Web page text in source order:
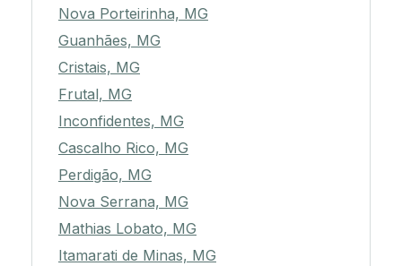
Nova Porteirinha, MG
Guanhães, MG
Cristais, MG
Frutal, MG
Inconfidentes, MG
Cascalho Rico, MG
Perdigão, MG
Nova Serrana, MG
Mathias Lobato, MG
Itamarati de Minas, MG